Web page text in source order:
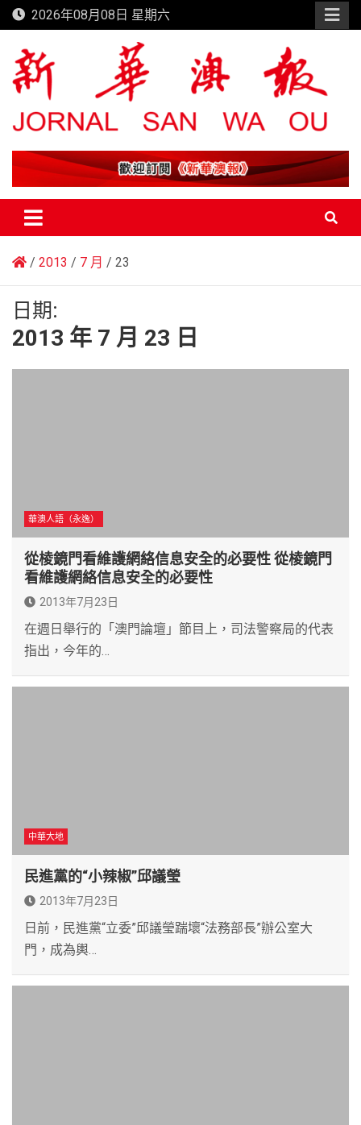
Skip
to
content
2026年08月08日 星期六
新華澳報
2013 7 月 23
日期:
2013 年 7 月 23 日
華澳人語（永逸）
從棱鏡門看維護網絡信息安全的必要性 從棱鏡門
看維護網絡信息安全的必要性
2013年7月23日
在週日舉行的「澳門論壇」節目上，司法警察局的代表
指出，今年的…
中華大地
民進黨的“小辣椒”邱議瑩
2013年7月23日
日前，民進黨“立委”邱議瑩踹壞“法務部長”辦公室大
門，成為輿…